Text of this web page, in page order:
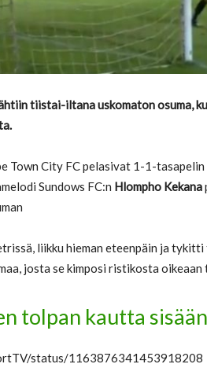
tiistai-iltana uskomaton osuma,
Town City FC pelasivat 1-1-
Sundows FC:n Hlompho Kekana
liikku hieman eteenpäin ja
josta se kimposi ristikosta
tolpan kautta sisään
status/1163876341453918208